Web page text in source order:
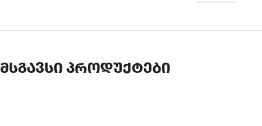
მსგავსი პროდუქტები